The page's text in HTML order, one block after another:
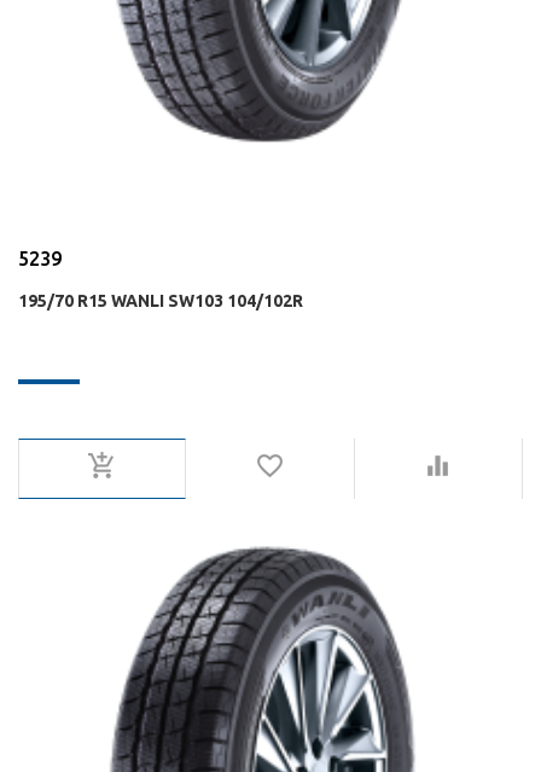
5239
195/70 R15 WANLI SW103 104/102R